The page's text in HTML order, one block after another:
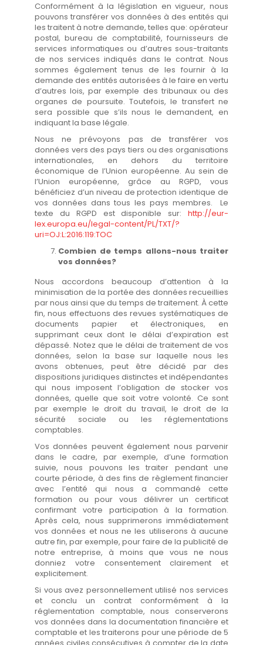
Conformément à la législation en vigueur, nous
pouvons transférer vos données à des entités qui
les traitent à notre demande, telles que: opérateur
postal, bureau de comptabilité, fournisseurs de
services informatiques ou d’autres sous-traitants
de nos services indiqués dans le contrat. Nous
sommes également tenus de les fournir à la
demande des entités autorisées à le faire en vertu
d’autres lois, par exemple des tribunaux ou des
organes de poursuite. Toutefois, le transfert ne
sera possible que s’ils nous le demandent, en
indiquant la base légale.
Nous ne prévoyons pas de transférer vos
données vers des pays tiers ou des organisations
internationales, en dehors du territoire
économique de l’Union européenne. Au sein de
l’Union européenne, grâce au RGPD, vous
bénéficiez d’un niveau de protection identique de
vos données dans tous les pays membres. Le
texte du RGPD est disponible sur: http://eur-
lex.europa.eu/legal-content/PL/TXT/?
uri=OJ:L:2016:119:TOC
Combien de temps allons-nous traiter
vos données?
Nous accordons beaucoup d’attention à la
minimisation de la portée des données recueillies
par nous ainsi que du temps de traitement. À cette
fin, nous effectuons des revues systématiques de
documents papier et électroniques, en
supprimant ceux dont le délai d’expiration est
dépassé. Notez que le délai de traitement de vos
données, selon la base sur laquelle nous les
avons obtenues, peut être décidé par des
dispositions juridiques distinctes et indépendantes
qui nous imposent l’obligation de stocker vos
données, quelle que soit votre volonté. Ce sont
par exemple le droit du travail, le droit de la
sécurité sociale ou les réglementations
comptables.
Vos données peuvent également nous parvenir
dans le cadre, par exemple, d’une formation
suivie, nous pouvons les traiter pendant une
courte période, à des fins de règlement financier
avec l’entité qui nous a commandé cette
formation ou pour vous délivrer un certificat
confirmant votre participation à la formation.
Après cela, nous supprimerons immédiatement
vos données et nous ne les utiliserons à aucune
autre fin, par exemple, pour faire de la publicité de
notre entreprise, à moins que vous ne nous
donniez votre consentement clairement et
explicitement.
Si vous avez personnellement utilisé nos services
et conclu un contrat conformément à la
réglementation comptable, nous conserverons
vos données dans la documentation financière et
comptable et les traiterons pour une période de 5